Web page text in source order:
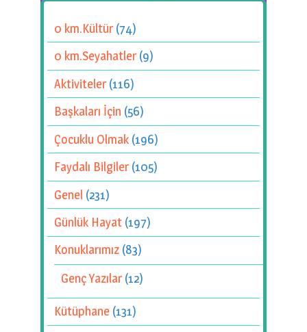
0 km.Kültür(74)
0 km.Seyahatler(9)
Aktiviteler(116)
Başkaları İçin (56)
Çocuklu Olmak (196)
Faydalı Bilgiler(105)
Genel (231)
Günlük Hayat (197)
Konuklarımız (83)
Genç Yazılar(12)
Kütüphane (131)